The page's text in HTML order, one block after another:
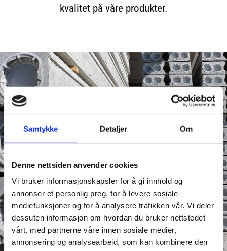
Samtykke Detaljer Om
Denne nettsiden anvender cookies
Vi bruker informasjonskapsler for å gi innhold og
annonser et personlig preg, for å levere sosiale
mediefunksjoner og for å analysere trafikken vår. Vi deler
dessuten informasjon om hvordan du bruker nettstedet
vårt, med partnerne våre innen sosiale medier,
annonsering og analysearbeid, som kan kombinere den
kvalitet på våre produkter.
Vi produserer
hulldekkelementer og
er eneforhandler av
SWT stålbæresystem.